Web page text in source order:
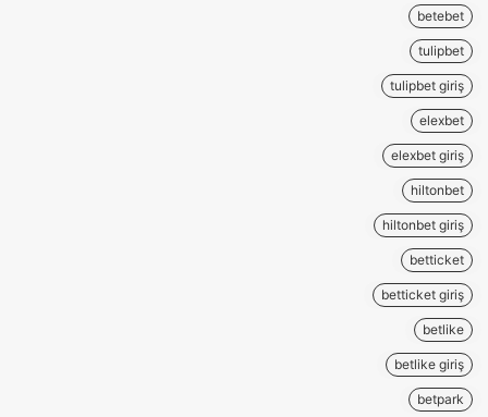
betebet
tulipbet
tulipbet giriş
elexbet
elexbet giriş
hiltonbet
hiltonbet giriş
betticket
betticket giriş
betlike
betlike giriş
betpark